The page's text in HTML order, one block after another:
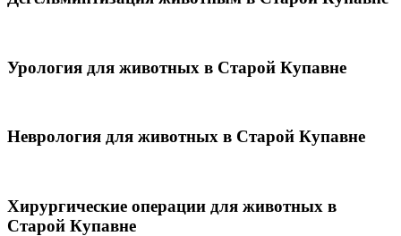
Урология для животных в Старой Купавне
Неврология для животных в Старой Купавне
Хирургические операции для животных в
Старой Купавне